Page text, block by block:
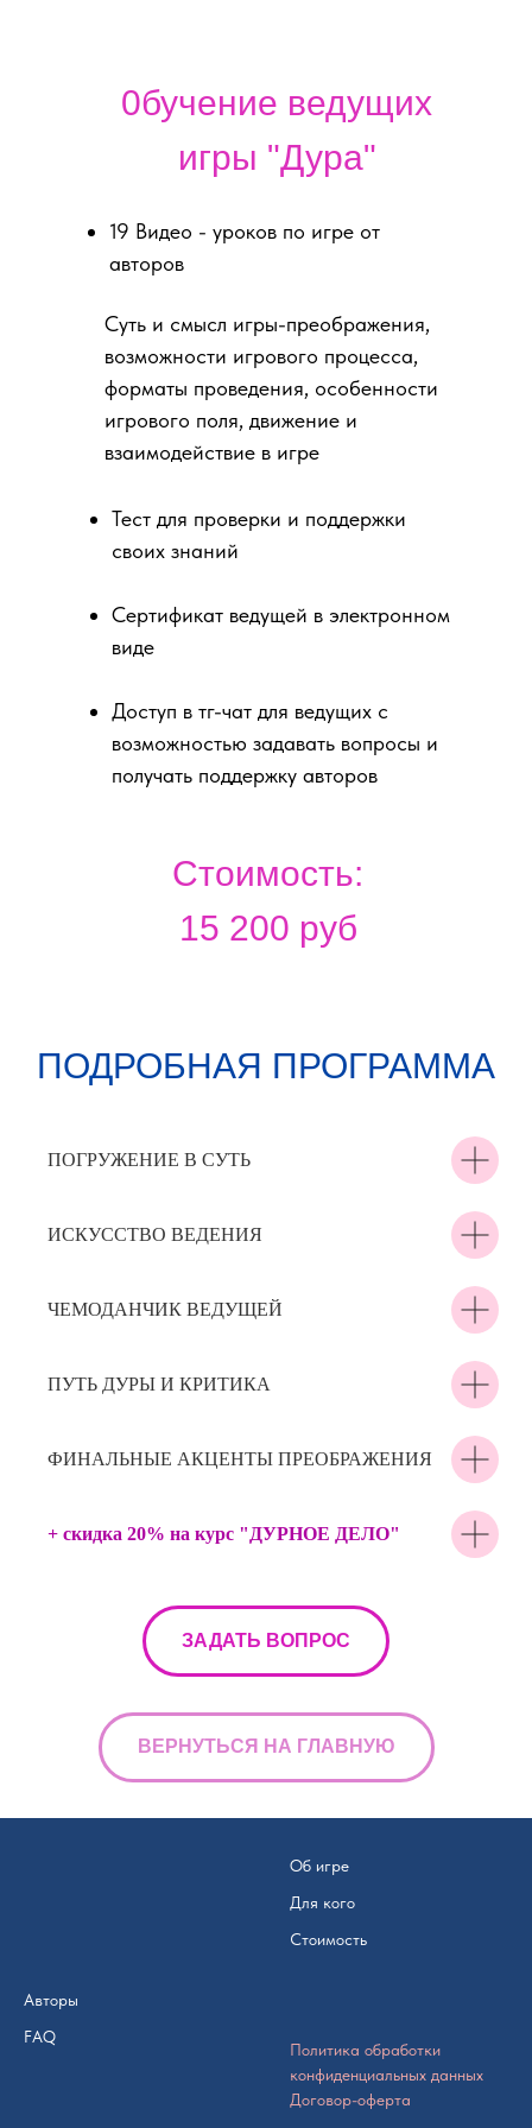
Суть и смысл игры-преображения,
возможности игрового процесса,
форматы проведения, особенности
игрового поля, движение и
взаимодействие в игре
19 Видео - уроков по игре от
авторов
Тест для проверки и поддержки
своих знаний
Сертификат ведущей в электронном
виде
Доступ в тг-чат для ведущих с
возможностью задавать вопросы и
получать поддержку авторов
0бучение ведущих
игры "Дура"
Стоимость:
15 200 руб
ПОДРОБНАЯ ПРОГРАММА
ПОГРУЖЕНИЕ В СУТЬ
ИСКУССТВО ВЕДЕНИЯ
ЧЕМОДАНЧИК ВЕДУЩЕЙ
ПУТЬ ДУРЫ И КРИТИКА
ФИНАЛЬНЫЕ АКЦЕНТЫ ПРЕОБРАЖЕНИЯ
+ скидка 20% на курс "ДУРНОЕ ДЕЛО"
ЗАДАТЬ ВОПРОС
ВЕРНУТЬСЯ НА ГЛАВНУЮ
Об игре
Для кого
Стоимость
Авторы
FAQ
Политика обработки
конфиденциальных данных
Договор-оферта